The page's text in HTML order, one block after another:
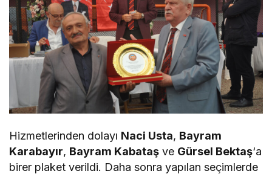
Hizmetlerinden dolayı Naci Usta, Bayram
Karabayır, Bayram Kabataş ve Gürsel Bektaş‘a
birer plaket verildi. Daha sonra yapılan seçimlerde